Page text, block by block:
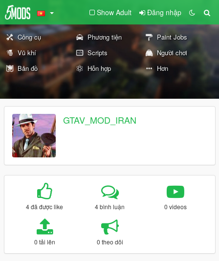
Show Adult Đăng nhập
Công cụ Phương tiện
Paint Jobs
Vũ khí
Scripts
Người chơi
Bản đồ
Hỗn hợp Hơn
GTAV_MOD_IRAN
4 đã được like 4 bình luận 0 videos
0 tải lên 0 theo dõi